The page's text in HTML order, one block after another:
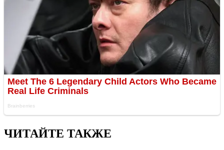
ЧИТАЙТЕ ТАКЖЕ